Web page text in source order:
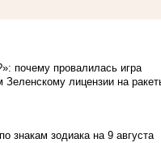
почему провалилась игра
лицензии на
знакам зодиака на 9 августа